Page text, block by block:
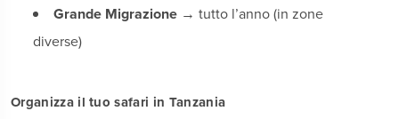
Grande Migrazione → tutto l’anno (in zone
diverse)
Organizza il tuo safari in Tanzania